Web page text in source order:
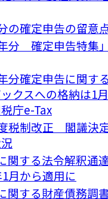
の確定申告の留意
年分 確定申告特
分確定申告に関す
クスへの格納は1
庁e-Tax
税制改正 閣議決
関する法令解釈
月から適用に
関する財産債務調